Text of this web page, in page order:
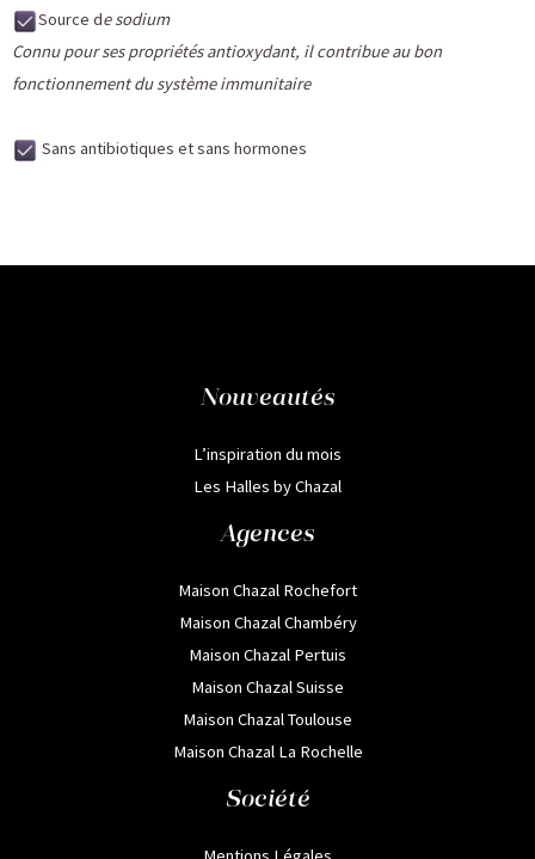
Source de sodium
Connu pour ses propriétés antioxydant, il contribue au bon
fonctionnement du système immunitaire
Sans antibiotiques et sans hormones
Nouveautés
L’inspiration du mois
Les Halles by Chazal
Agences
Maison Chazal Rochefort
Maison Chazal Chambéry
Maison Chazal Pertuis
Maison Chazal Suisse
Maison Chazal Toulouse
Maison Chazal La Rochelle
Société